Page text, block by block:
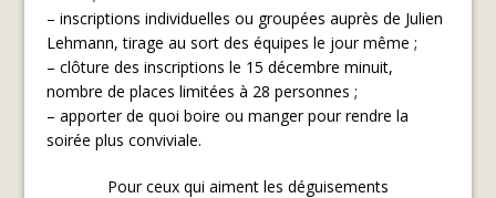
– inscriptions individuelles ou groupées auprès de Julien
Lehmann, tirage au sort des équipes le jour même ;
– clôture des inscriptions le 15 décembre minuit,
nombre de places limitées à 28 personnes ;
– apporter de quoi boire ou manger pour rendre la
soirée plus conviviale.
Pour ceux qui aiment les déguisements